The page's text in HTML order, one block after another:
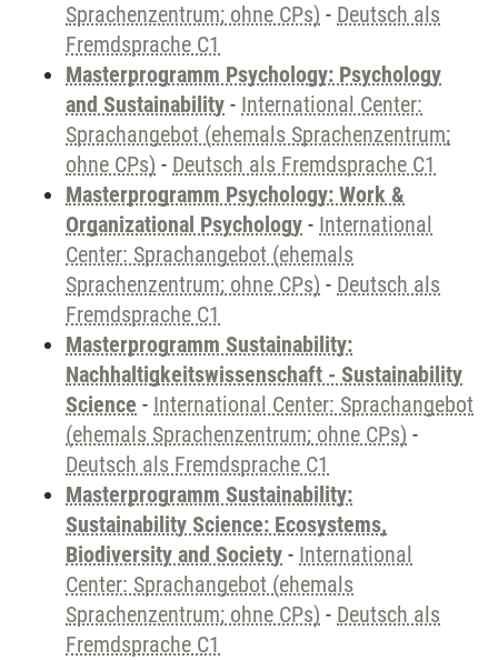
Sprachenzentrum; ohne CPs) - Deutsch als
Fremdsprache C1
Masterprogramm Psychology: Psychology
and Sustainability - International Center:
Sprachangebot (ehemals Sprachenzentrum;
ohne CPs) - Deutsch als Fremdsprache C1
Masterprogramm Psychology: Work &
Organizational Psychology - International
Center: Sprachangebot (ehemals
Sprachenzentrum; ohne CPs) - Deutsch als
Fremdsprache C1
Masterprogramm Sustainability:
Nachhaltigkeitswissenschaft - Sustainability
Science - International Center: Sprachangebot
(ehemals Sprachenzentrum; ohne CPs) -
Deutsch als Fremdsprache C1
Masterprogramm Sustainability:
Sustainability Science: Ecosystems,
Biodiversity and Society - International
Center: Sprachangebot (ehemals
Sprachenzentrum; ohne CPs) - Deutsch als
Fremdsprache C1